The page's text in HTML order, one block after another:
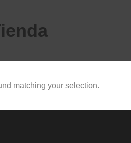
matching your selection.